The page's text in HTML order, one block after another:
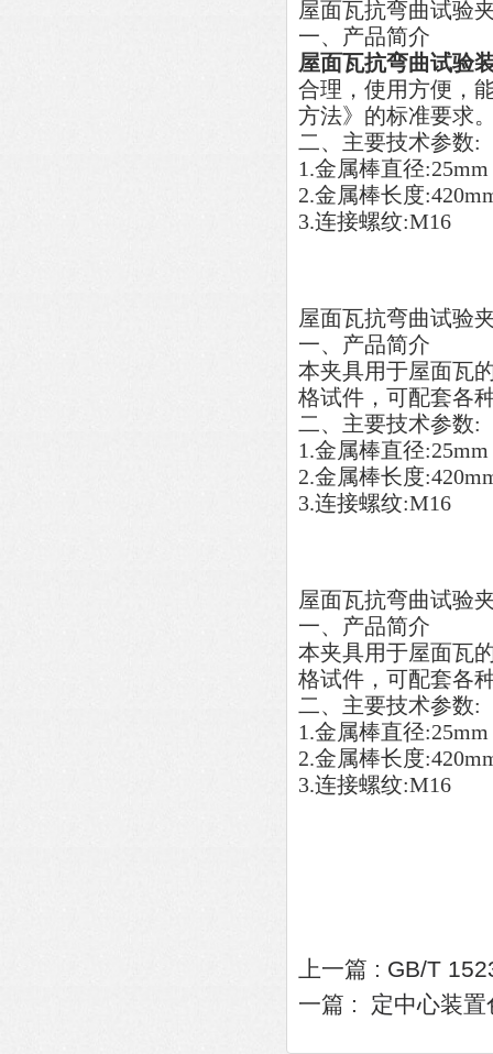
屋面瓦抗弯曲试验
一、产品简介
屋面瓦抗弯曲试验
合理，使用方便，
方法》的标准要求
二、主要技术参数:
1.金属棒直径:25mm
2.金属棒长度
3.连接螺纹:M16
屋面瓦抗弯曲试验
一、产品简介
本夹具用于屋面瓦
格试件，可配套各
二、主要技术参数:
1.金属棒直径:25mm
2.金属棒长度
3.连接螺纹:M16
屋面瓦抗弯曲试验
一、产品简介
本夹具用于屋面瓦
格试件，可配套各
二、主要技术参数:
1.金属棒直径:25mm
2.金属棒长度
3.连接螺纹:M16
上一篇 : GB/T
一篇 : 定中心装